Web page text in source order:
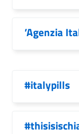
’Agenzia
#italypills